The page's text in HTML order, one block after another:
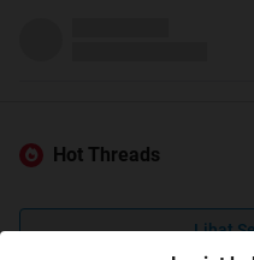
Hot Threads
Lihat